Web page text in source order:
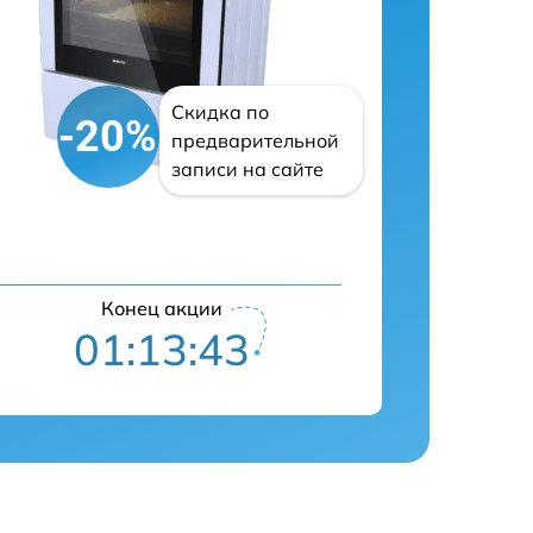
-20%
Скидка по
предварительной
записи на сайте
Конец акции
01:13:42